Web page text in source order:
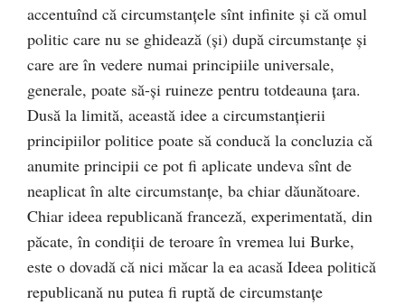
accentuînd că circumstanţele sînt infinite şi că omul
politic care nu se ghidează (şi) după circumstanţe şi
care are în vedere numai principiile universale,
generale, poate să-şi ruineze pentru totdeauna ţara.
Dusă la limită, această idee a circumstanţierii
principiilor politice poate să conducă la concluzia că
anumite principii ce pot fi aplicate undeva sînt de
neaplicat în alte circumstanţe, ba chiar dăunătoare.
Chiar ideea republicană franceză, experimentată, din
păcate, în condiţii de teroare în vremea lui Burke,
este o dovadă că nici măcar la ea acasă Ideea politică
republicană nu putea fi ruptă de circumstanţe